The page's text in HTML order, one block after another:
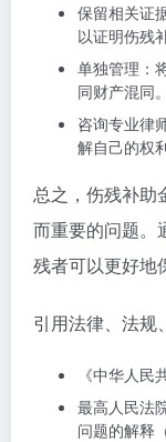
保留相关证
以证明伤残
单独管理：
同财产混同。
咨询专业律
解自己的权
总之，伤残补助
而重要的问题。
残者可以更好地
引用法律、法规
《中华人民
最高人民法
问题的解释